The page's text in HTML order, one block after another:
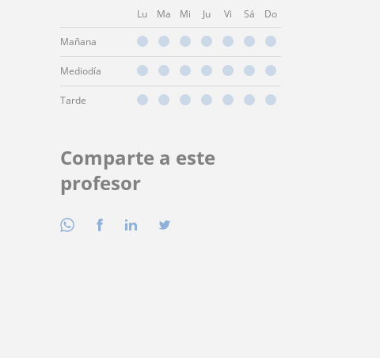
Lu Ma Mi Ju Vi Sá Do
Mañana
Mediodía
Tarde
Comparte a este
profesor